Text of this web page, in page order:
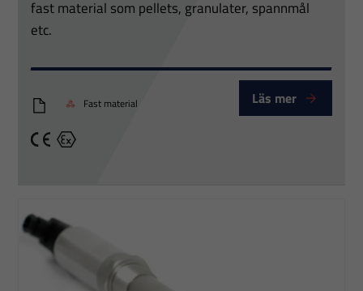
fast material som pellets, granulater, spannmål
etc.
Vibrerande nivåvakt CV600-630-650
Fast material Läs mer
CE Ex